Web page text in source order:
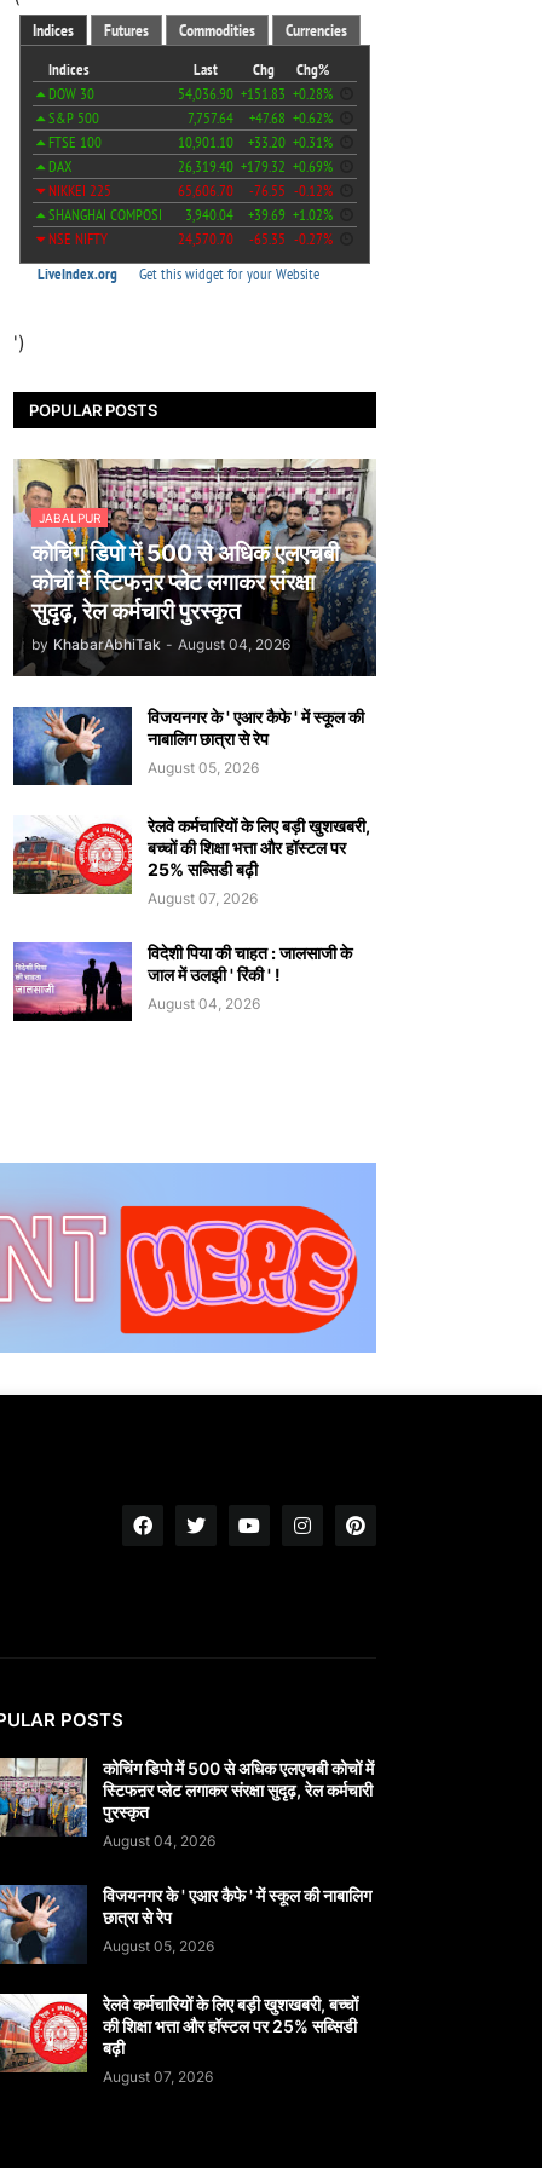
')
POPULAR POSTS
JABALPUR
कोचिंग डिपो में 500 से अधिक एलएचबी
कोचों में स्टिफऩर प्लेट लगाकर संरक्षा
सुदृढ़, रेल कर्मचारी पुरस्कृत
by KhabarAbhiTak - August 04, 2026
विजयनगर के ' एआर कैफे ' में स्कूल की
नाबालिग छात्रा से रेप
August 05, 2026
रेलवे कर्मचारियों के लिए बड़ी खुशखबरी,
बच्चों की शिक्षा भत्ता और हॉस्टल पर
25% सब्सिडी बढ़ी
August 07, 2026
विदेशी पिया की चाहत : जालसाजी के
जाल में उलझी ' रिंकी ' !
August 04, 2026
POSTS
कोचिंग डिपो में 500 से अधिक एलएचबी कोचों में
स्टिफऩर प्लेट लगाकर संरक्षा सुदृढ़, रेल कर्मचारी
पुरस्कृत
August 04, 2026
विजयनगर के ' एआर कैफे ' में स्कूल की नाबालिग
छात्रा से रेप
August 05, 2026
रेलवे कर्मचारियों के लिए बड़ी खुशखबरी, बच्चों
की शिक्षा भत्ता और हॉस्टल पर 25% सब्सिडी
बढ़ी
August 07, 2026